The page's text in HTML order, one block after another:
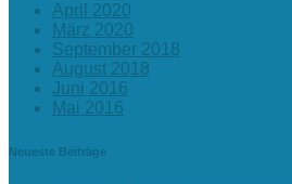
April 2020
März 2020
September 2018
August 2018
Juni 2016
Mai 2016
Neueste Beiträge